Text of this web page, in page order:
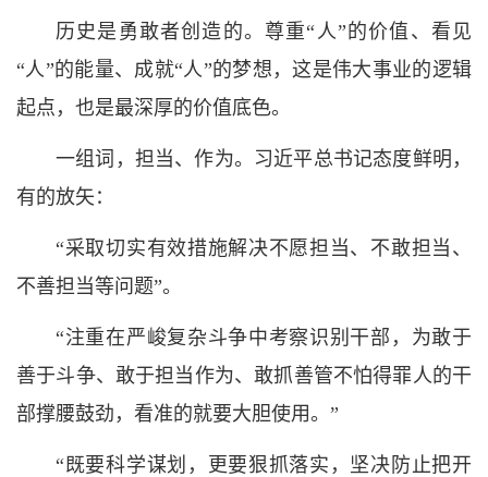
历史是勇敢者创造的。尊重“人”的价值、看见
“人”的能量、成就“人”的梦想，这是伟大事业的逻辑
起点，也是最深厚的价值底色。
一组词，担当、作为。习近平总书记态度鲜明，
有的放矢：
“采取切实有效措施解决不愿担当、不敢担当、
不善担当等问题”。
“注重在严峻复杂斗争中考察识别干部，为敢于
善于斗争、敢于担当作为、敢抓善管不怕得罪人的干
部撑腰鼓劲，看准的就要大胆使用。”
“既要科学谋划，更要狠抓落实，坚决防止把开